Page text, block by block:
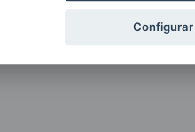
Configurar